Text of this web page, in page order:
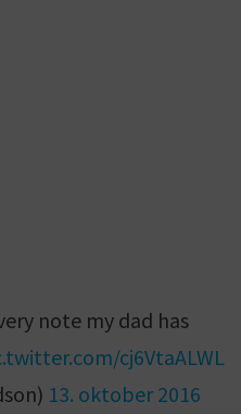
note my dad has
cj6VtaALWL
13. oktober 2016